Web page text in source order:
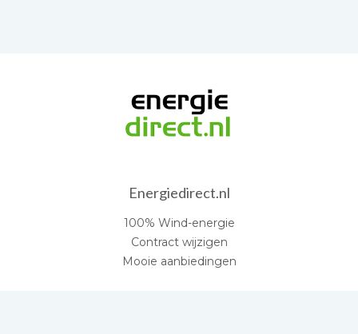
Energiedirect.nl
100% Wind-energie
Contract wijzigen
Mooie aanbiedingen